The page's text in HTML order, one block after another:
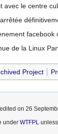
avec le centre
facebook
de la Linux
Project
on 26
under WTFPL